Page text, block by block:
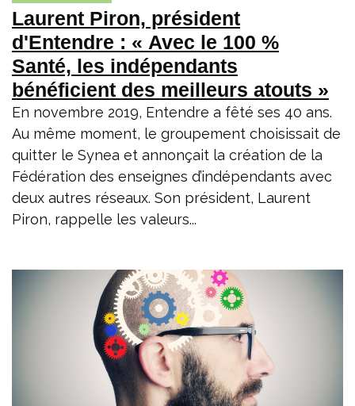
Laurent Piron, président
d'Entendre : « Avec le 100 %
Santé, les indépendants
bénéficient des meilleurs atouts »
En novembre 2019, Entendre a fêté ses 40 ans.
Au même moment, le groupement choisissait de
quitter le Synea et annonçait la création de la
Fédération des enseignes d’indépendants avec
deux autres réseaux. Son président, Laurent
Piron, rappelle les valeurs...